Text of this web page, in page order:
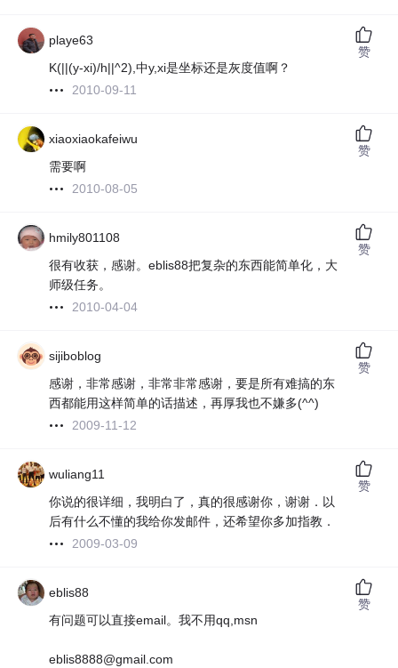
playe63
K(||(y-xi)/h||^2),中y,xi是坐标还是灰度值啊？
2010-09-11
赞
xiaoxiaokafeiwu
需要啊
2010-08-05
赞
hmily801108
很有收获，感谢。eblis88把复杂的东西能简单化，大
师级任务。
2010-04-04
赞
sijiboblog
感谢，非常感谢，非常非常感谢，要是所有难搞的东
西都能用这样简单的话描述，再厚我也不嫌多(^^)
2009-11-12
赞
wuliang11
你说的很详细，我明白了，真的很感谢你，谢谢．以
后有什么不懂的我给你发邮件，还希望你多加指教．
2009-03-09
赞
eblis88
有问题可以直接email。我不用qq,msn
eblis8888@gmail.com
赞